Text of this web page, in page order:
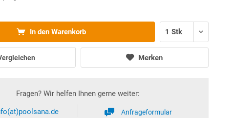
In den Warenkorb
Merken
Fragen? Wir helfen Ihnen gerne weiter:
Anfrageformular